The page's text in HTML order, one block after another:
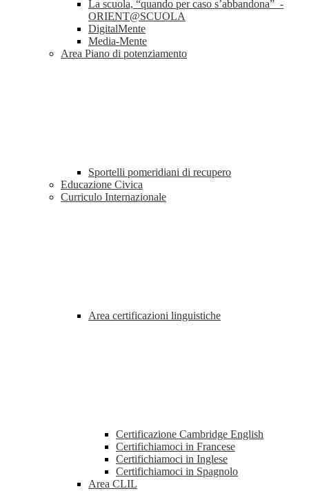
La scuola, “quando per caso s’abbandona” -
ORIENT@SCUOLA
DigitalMente
Media-Mente
Area Piano di potenziamento
Sportelli pomeridiani di recupero
Educazione Civica
Curriculo Internazionale
Area certificazioni linguistiche
Certificazione Cambridge English
Certifichiamoci in Francese
Certifichiamoci in Inglese
Certifichiamoci in Spagnolo
Area CLIL